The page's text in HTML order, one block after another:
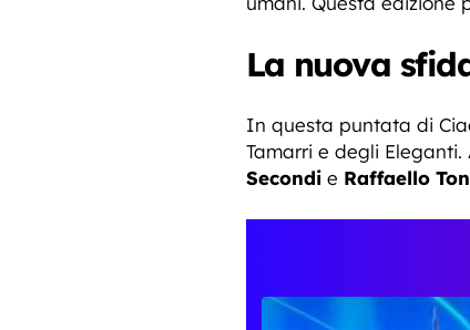
La nuova
In questa puntata di
Tamarri e degli
Secondi e Raffaello